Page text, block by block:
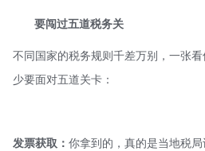
要闯过五道税务关
不同国家的税务规则千差万别，一张
少要面对五道关卡：
发票获取： 你拿到的，真的是当地税